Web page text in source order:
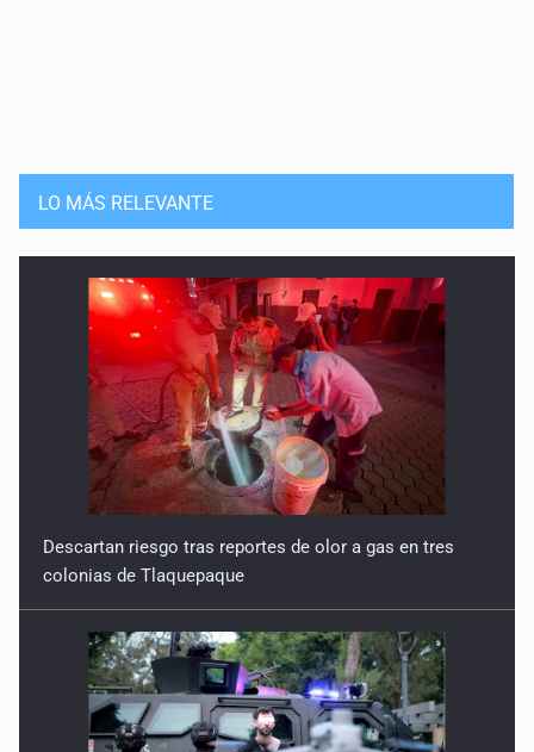
LO MÁS RELEVANTE
Descartan riesgo tras reportes de olor a gas en tres
colonias de Tlaquepaque